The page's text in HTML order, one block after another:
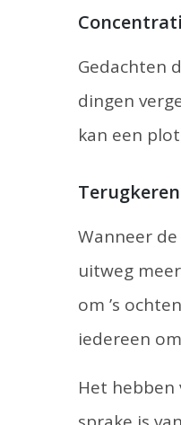
Gedachten
dingen
kan een
Wanneer
uitweg
om ’s
iedereen
Het